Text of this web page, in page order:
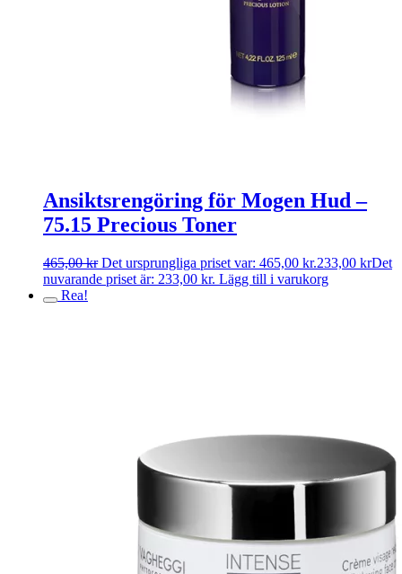
Ansiktsrengöring för Mogen Hud –
75.15 Precious Toner
465,00kr Det ursprungliga priset var: 465,00 kr.233,00 krDet
nuvarande priset är: 233,00 kr. Lägg till i varukorg
Rea!